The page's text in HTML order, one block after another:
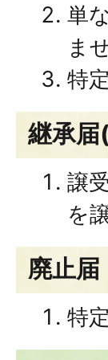
単
ま
特
継承
譲
を
廃止届
特